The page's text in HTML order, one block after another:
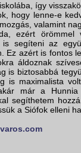
így
hogy lenne-e
valamint
ezért
is segíteni az
Ez azért is fontos
áldoznak
is biztosabbá
is maximalista
már a Hunnia
segíthetem
a Siófok elleni